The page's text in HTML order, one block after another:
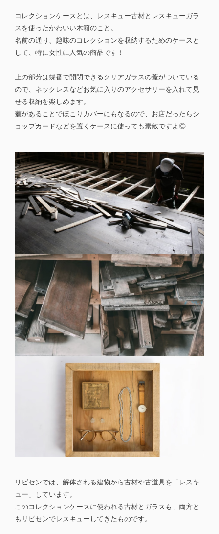
コレクションケースとは、レスキュー古材とレスキューガラ
スを使ったかわいい木箱のこと。
名前の通り、趣味のコレクションを収納するためのケースと
して、特に女性に人気の商品です！
上の部分は蝶番で開閉できるクリアガラスの蓋がついている
ので、ネックレスなどお気に入りのアクセサリーを入れて見
せる収納を楽しめます。
蓋があることでほこりカバーにもなるので、お店だったらシ
ョップカードなどを置くケースに使っても素敵ですよ◎
リビセンでは、解体される建物から古材や古道具を「レスキ
ュー」しています。
このコレクションケースに使われる古材とガラスも、両方と
もリビセンでレスキューしてきたものです。